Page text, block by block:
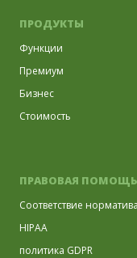
ПРОДУКТЫ
Функции
Премиум
Бизнес
Стоимость
ПРАВОВАЯ ПОМОЩЬ
Соответствие
HIPAA
политика GDPR